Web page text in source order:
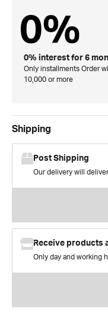
0% interest for 6
Only installments Order
10,000 or more
Shipping
Post Shipping
Our delivery will
Receive products
Only day and working